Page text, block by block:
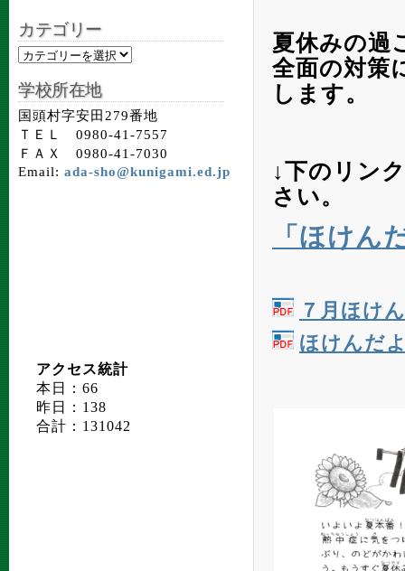
夏休みの過
全面の対策
します。
↓下のリン
さい。
「ほけん
７月ほけ
ほけんだ
カテゴリー
カテゴリー
学校所在地
国頭村字安田279番地
ＴＥＬ 0980-41-7557
ＦＡＸ 0980-41-7030
Email: ada-sho@kunigami.ed.jp
アクセス統計
本日：66
昨日：138
合計：131042